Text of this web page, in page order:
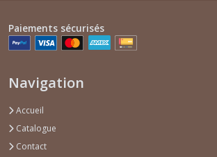
Paiements sécurisés
Navigation
Accueil
Catalogue
Contact